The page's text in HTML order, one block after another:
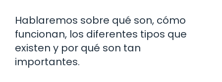
Hablaremos sobre qué son, cómo
funcionan, los diferentes tipos que
existen y por qué son tan
importantes.